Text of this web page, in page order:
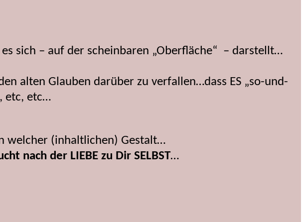
sich – auf der scheinbaren „Oberfläche“ – darstellt…
alten Glauben darüber zu verfallen…dass ES „so-und-
etc, etc…
welcher (inhaltlichen) Gestalt…
nach der LIEBE zu Dir SELBST…